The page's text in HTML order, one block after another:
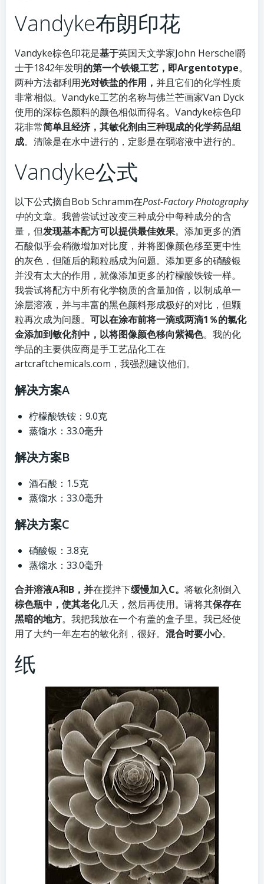
Vandyke布朗印花
Vandyke棕色印花是基于英国天文学家John Herschel爵
士于1842年发明的第一个铁银工艺，即Argentotype。
两种方法都利用光对铁盐的作用， 并且它们的化学性质
非常相似。Vandyke工艺的名称与佛兰芒画家Van Dyck
使用的深棕色颜料的颜色相似而得名。Vandyke棕色印
花非常简单且经济，其敏​​化剂由三种现成的化学药品组
成。清除是在水中进行的，定影是在弱溶液中进行的。
Vandyke公式
以下公式摘自Bob Schramm在Post-Factory Photography
中的文章。我曾尝试过改变三种成分中每种成分的含
量，但发现基本配方可以提供最佳效果。添加更多的酒
石酸似乎会稍微增加对比度，并将图像颜色移至更中性
的灰色，但随后的颗粒感成为问题。添加更多的硝酸银
并没有太大的作用，就像添加更多的柠檬酸铁铵一样。
我尝试将配方中所有化学物质的含量加倍，以制成单一
涂层溶液，并与丰富的黑色颜料形成极好的对比，但颗
粒再次成为问题。 可以在涂布前将一滴或两滴1％的氯化
金添加到敏化剂中，以将图像颜色移向紫褐色。我的化
学品的主要供应商是手工艺品化工在
artcraftchemicals.com ，我强烈建议他们。
解决方案A
柠檬酸铁铵：9.0克
蒸馏水：33.0毫升
解决方案B
酒石酸：1.5克
蒸馏水：33.0毫升
解决方案C
硝酸银：3.8克
蒸馏水：33.0毫升
合并溶液A和B，并在搅拌下缓慢加入C。 将敏化剂倒入
棕色瓶中，使其老化几天，然后再使用。请将其保存在
黑暗的地方。我把我放在一个有盖的盒子里。我已经使
用了大约一年左右的敏化剂，很好。 混合时要小心。
纸